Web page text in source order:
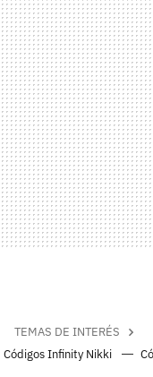
TEMAS DE INTERÉS
Códigos Infinity Nikki